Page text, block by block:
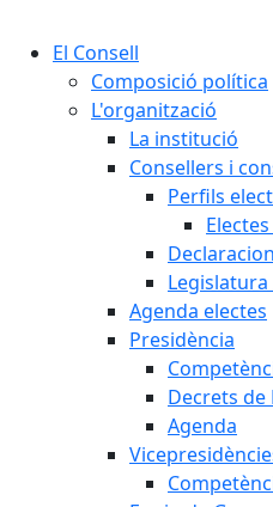
El Consell
Composició política
L'organització
La institució
Consellers i
Perfils
Legislatura
Agenda electes
Presidència
Decrets de
Agenda